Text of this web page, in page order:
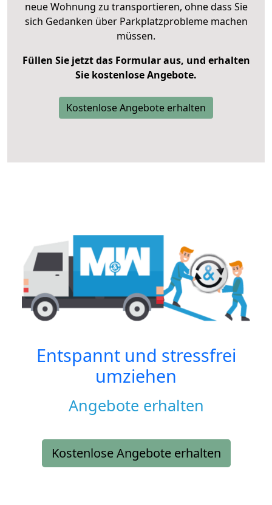
neue Wohnung zu transportieren, ohne dass Sie
sich Gedanken über Parkplatzprobleme machen
müssen.
Füllen Sie jetzt das Formular aus, und erhalten
Sie kostenlose Angebote.
Kostenlose Angebote erhalten
Entspannt und stressfrei
umziehen
Angebote erhalten
Kostenlose Angebote erhalten